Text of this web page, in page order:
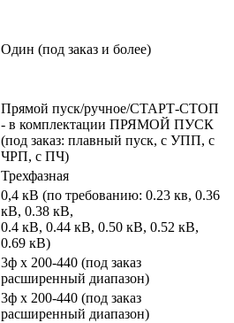
Один (под заказ и более)
Прямой пуск/ручное/СТАРТ-СТОП
- в комплектации ПРЯМОЙ ПУСК
(под заказ: плавный пуск, с УПП, с
ЧРП, с ПЧ)
Трехфазная
0,4 кВ (по требованию: 0.23 кв, 0.36
кВ, 0.38 кВ,
0.4 кВ, 0.44 кВ, 0.50 кВ, 0.52 кВ,
0.69 кВ)
3ф х 200-440 (под заказ
расширенный диапазон)
3ф х 200-440 (под заказ
расширенный диапазон)